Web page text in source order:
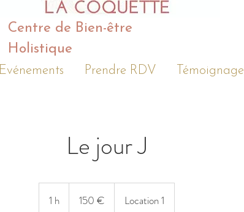
Centre de Bien-être
Holistique
Evénements Prendre RDV
Le jour J
1 h 150 € Location 1